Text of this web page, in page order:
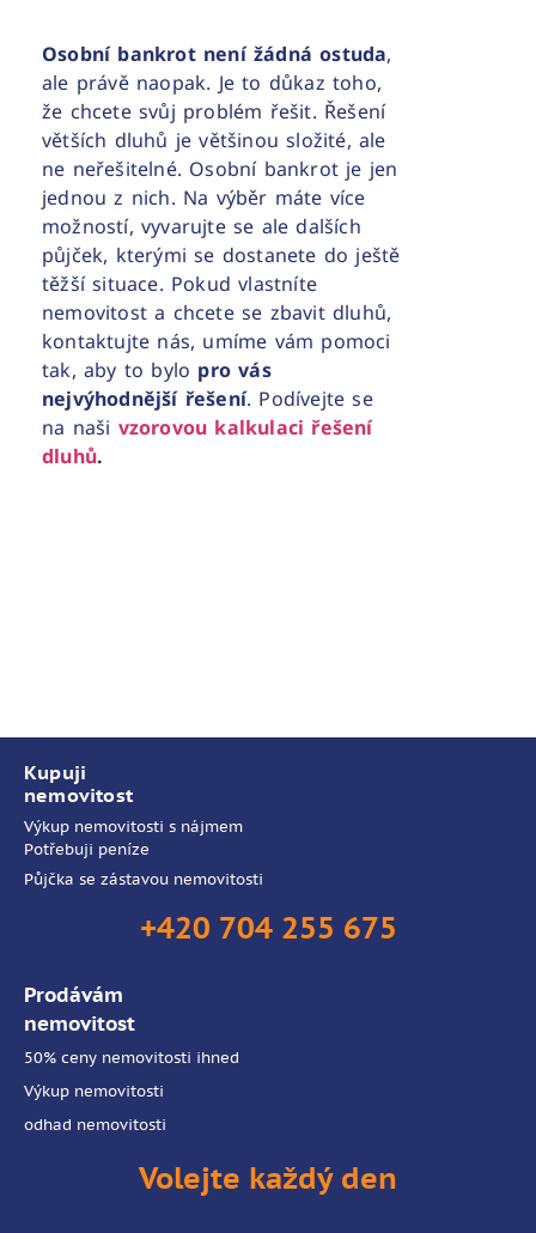
Osobní bankrot není žádná ostuda,
ale právě naopak. Je to důkaz toho,
že chcete svůj problém řešit. Řešení
větších dluhů je většinou složité, ale
ne neřešitelné. Osobní bankrot je jen
jednou z nich. Na výběr máte více
možností, vyvarujte se ale dalších
půjček, kterými se dostanete do ještě
těžší situace. Pokud vlastníte
nemovitost a chcete se zbavit dluhů,
kontaktujte nás, umíme vám pomoci
tak, aby to bylo pro vás
nejvýhodnější řešení. Podívejte se
na naši vzorovou kalkulaci řešení
dluhů.
Kupuji
nemovitost
Výkup nemovitosti s nájmem
Potřebuji peníze
Půjčka se zástavou nemovitosti
+420 704 255 675
Prodávám
nemovitost
50% ceny nemovitosti ihned
Výkup nemovitosti
odhad nemovitosti
Volejte každý den